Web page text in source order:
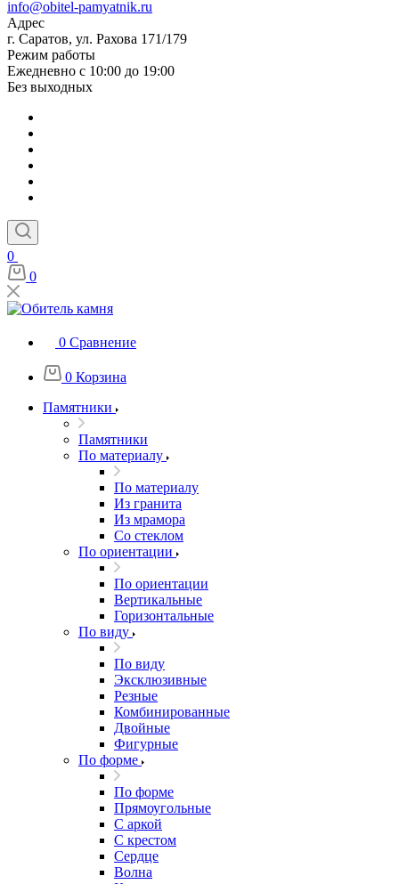
info@obitel-pamyatnik.ru
Адрес
г. Саратов, ул. Рахова 171/179
Режим работы
Ежедневно с 10:00 до 19:00
Без выходных
0
0
0 Сравнение
0 Корзина
Памятники
Памятники
По материалу
По материалу
Из гранита
Из мрамора
Со стеклом
По ориентации
По ориентации
Вертикальные
Горизонтальные
По виду
По виду
Эксклюзивные
Резные
Комбинированные
Двойные
Фигурные
По форме
По форме
Прямоугольные
С аркой
С крестом
Сердце
Волна